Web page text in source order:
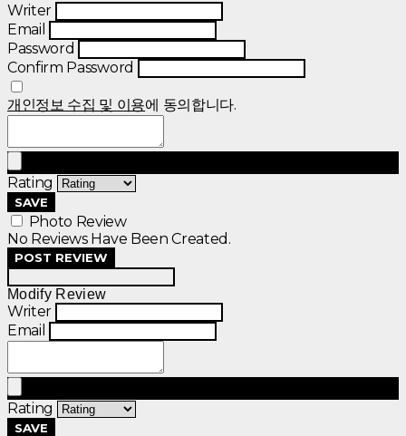
Writer
Email
Password
Confirm Password
개인정보 수집 및 이용에 동의합니다.
Rating
SAVE
Photo Review
No Reviews Have Been Created.
POST REVIEW
Modify Review
Writer
Email
Rating
SAVE